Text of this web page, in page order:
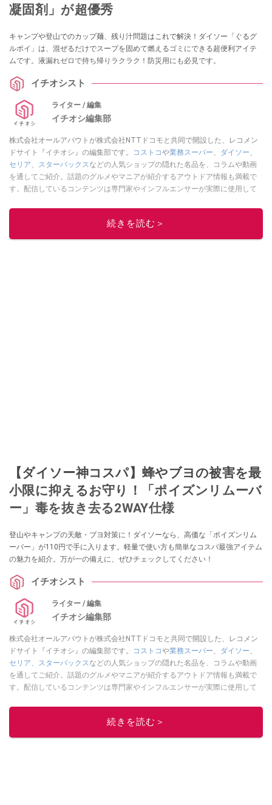
凝固剤」が超優秀
キャンプや登山でのカップ麺、残り汁問題はこれで解決！ダイソー「ぐるグ
ルポイ」は、混ぜるだけでスープを固めて燃えるゴミにできる超便利アイテ
ムです。液漏れゼロで持ち帰りラクラク！防災用にも必見です。
イチオシスト
ライター / 編集
イチオシ編集部
株式会社オールアバウトが株式会社NTTドコモと共同で開設した、レコメン
ドサイト『イチオシ』の編集部です。
コストコや業務スーパー、 ダイソー、
セリア、 スターバックスなどの人気ショップの隠れた名品を、コラムや動画
を通してご紹介。話題のグルメやマニアが紹介するアウトドア情報も満載で
す。配信しているコンテンツは専門家やインフルエンサーが実際に使用して
ニュースでフォロー
続きを読む＞
【ダイソー神コスパ】蜂やブヨの被害を最
小限に抑えるお守り！「ポイズンリムーバ
ー」毒を抜き去る2WAY仕様
登山やキャンプの天敵・ブヨ対策に！ダイソーなら、高価な「ポイズンリム
ーバー」が110円で手に入ります。軽量で使い方も簡単なコスパ最強アイテム
の魅力を紹介。万が一の備えに、ぜひチェックしてください！
イチオシスト
ライター / 編集
イチオシ編集部
株式会社オールアバウトが株式会社NTTドコモと共同で開設した、レコメン
ドサイト『イチオシ』の編集部です。
コストコや業務スーパー、 ダイソー、
セリア、 スターバックスなどの人気ショップの隠れた名品を、コラムや動画
を通してご紹介。話題のグルメやマニアが紹介するアウトドア情報も満載で
す。配信しているコンテンツは専門家やインフルエンサーが実際に使用して
ニュースでフォロー
続きを読む＞